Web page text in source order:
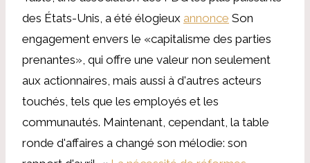
des États-Unis, a été élogieux annonce Son
engagement envers le «capitalisme des parties
prenantes», qui offre une valeur non seulement
aux actionnaires, mais aussi à d'autres acteurs
touchés, tels que les employés et les
communautés. Maintenant, cependant, la table
ronde d'affaires a changé son mélodie: son